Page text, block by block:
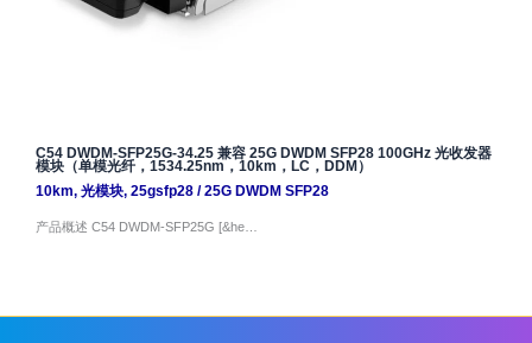
C54 DWDM-SFP25G-34.25 兼容 25G DWDM SFP28 100GHz 光收发器
模块（单模光纤，1534.25nm，10km，LC，DDM）
10km, 光模块, 25gsfp28/25G DWDM SFP28
产品概述 C54 DWDM-SFP25G [&he…